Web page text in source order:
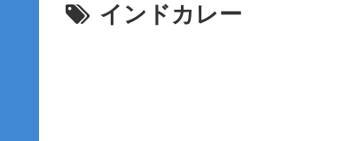
インドカレー